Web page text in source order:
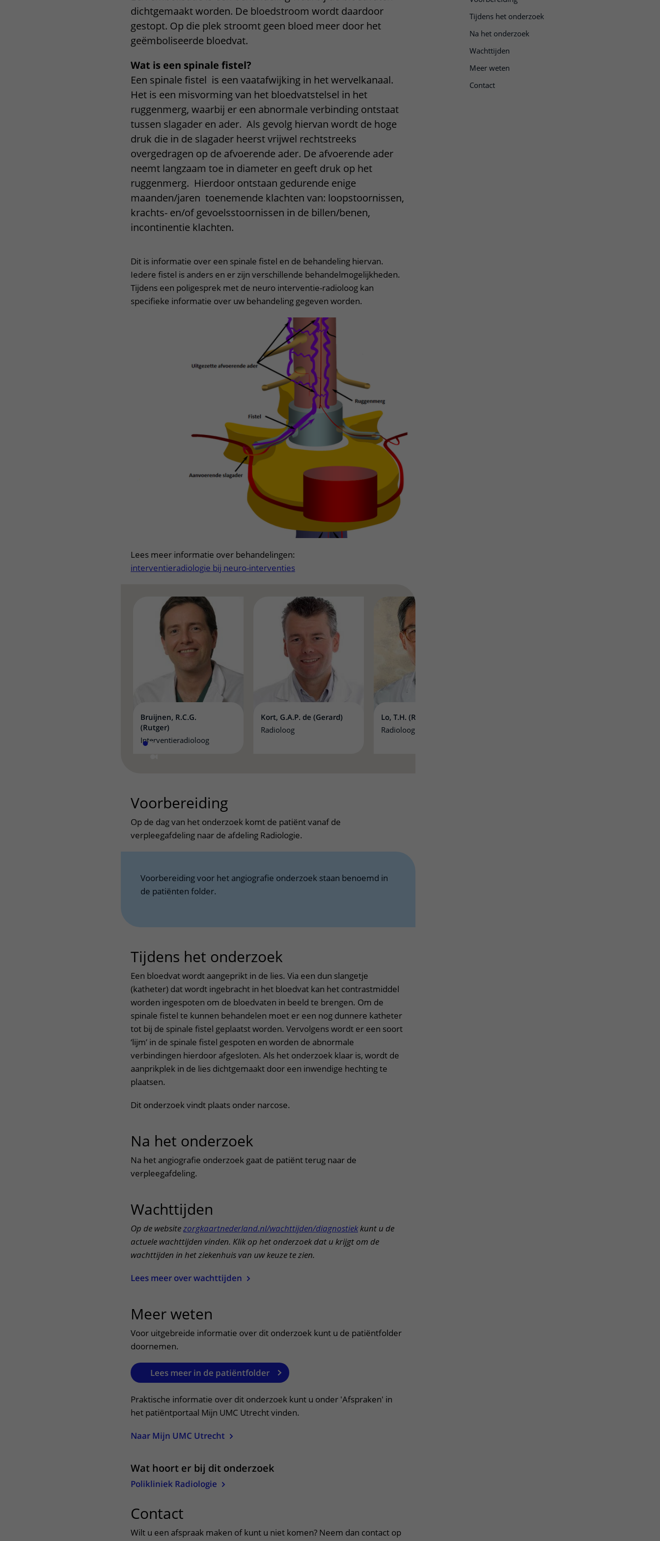
Bezoektijden
Wijzigen patiëntgegevens
Contact met verpleegafdeling
Tijdens het onderzoek
Na het onderzoek
Wachttijden
Meer weten
Contact
dichtgemaakt worden. De bloedstroom wordt daardoor
gestopt. Op die plek stroomt geen bloed meer door het
geëmboliseerde bloedvat.
Wat is een spinale fistel?
Een spinale fistel is een vaatafwijking in het wervelkanaal.
Het is een misvorming van het bloedvatstelsel in het
ruggenmerg, waarbij er een abnormale verbinding ontstaat
tussen slagader en ader. Als gevolg hiervan wordt de hoge
druk die in de slagader heerst vrijwel rechtstreeks
overgedragen op de afvoerende ader. De afvoerende ader
neemt langzaam toe in diameter en geeft druk op het
ruggenmerg. Hierdoor ontstaan gedurende enige
maanden/jaren toenemende klachten van: loopstoornissen,
krachts- en/of gevoelsstoornissen in de billen/benen,
incontinentie klachten.
Dit is informatie over een spinale fistel en de behandeling hiervan.
Iedere fistel is anders en er zijn verschillende behandelmogelijkheden.
Tijdens een poligesprek met de neuro interventie-radioloog kan
specifieke informatie over uw behandeling gegeven worden.
Lees meer informatie over behandelingen:
interventieradiologie bij neuro-interventies
Bruijnen, R.C.G.
(Rutger)
Interventieradioloog
Kort, G.A.P. de (Gerard)
Radioloog
Lo, T.H. (Rob)
Radioloog
Voorbereiding
Op de dag van het onderzoek komt de patiënt vanaf de
verpleegafdeling naar de afdeling Radiologie.
Voorbereiding voor het angiografie onderzoek staan benoemd in
de patiënten folder.
Tijdens het onderzoek
Een bloedvat wordt aangeprikt in de lies. Via een dun slangetje
(katheter) dat wordt ingebracht in het bloedvat kan het contrastmiddel
worden ingespoten om de bloedvaten in beeld te brengen. Om de
spinale fistel te kunnen behandelen moet er een nog dunnere katheter
tot bij de spinale fistel geplaatst worden. Vervolgens wordt er een soort
‘lijm’ in de spinale fistel gespoten en worden de abnormale
verbindingen hierdoor afgesloten. Als het onderzoek klaar is, wordt de
aanprikplek in de lies dichtgemaakt door een inwendige hechting te
plaatsen.
Dit onderzoek vindt plaats onder narcose.
Na het onderzoek
Na het angiografie onderzoek gaat de patiënt terug naar de
verpleegafdeling.
Wachttijden
Op de websitezorgkaartnederland.nl/wachttijden/diagnostiekkunt u de
actuele wachttijden vinden. Klik op het onderzoek dat u krijgt om de
wachttijden in het ziekenhuis van uw keuze te zien.
Lees meer over wachttijden
Meer weten
Voor uitgebreide informatie over dit onderzoek kunt u de patiëntfolder
doornemen.
Lees meer in de patiëntfolder
Praktische informatie over dit onderzoek kunt u onder 'Afspraken' in
het patiëntportaal Mijn UMC Utrecht vinden.
Naar Mijn UMC Utrecht
Wat hoort er bij dit onderzoek
Polikliniek Radiologie
Contact
Wilt u een afspraak maken of kunt u niet komen? Neem dan contact op